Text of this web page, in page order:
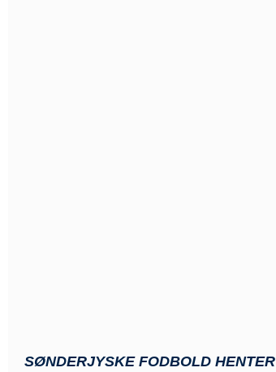
SØNDERJYSKE FODBOLD HENTER